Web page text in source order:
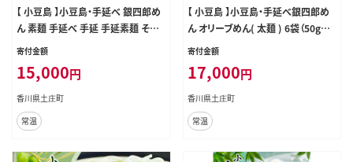
【 小豆島 】小豆島・手延べ 銀四郎め
ん 素麺 手延べ 手延 手延素麺 そう
めん 麺 麺類 めん もっちり 銀四郎め
寄付金額
15,000円
香川県土庄町
常温
【 小豆島 】小豆島・手延べ銀四郎め
ん オリーブめん( 太麺 ) 6袋（50g×5
束） 手延べ そうめん 素麺 麺 麺類 オ
寄付金額
17,000円
香川県土庄町
常温